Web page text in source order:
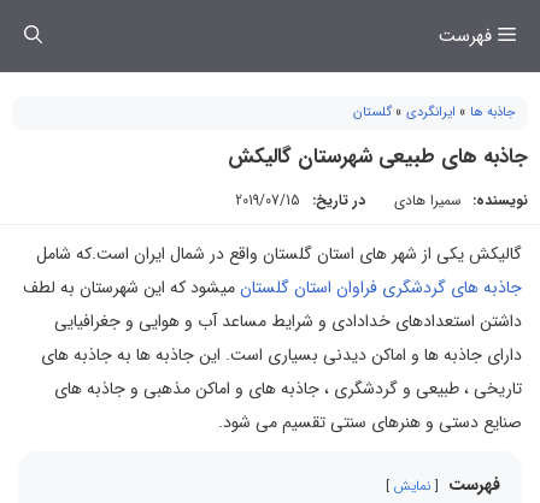
فهرست
جاذبه ها » ایرانگردی »گلستان
جاذبه های طبیعی شهرستان گالیکش
نویسنده: سمیرا هادی در تاریخ: 2019/07/15
گالیکش یکی از شهر ‌های استان گلستان واقع در شمال ایران است.که شامل
جاذبه های گردشگری فراوان استان گلستانمیشود که این شهرستان به لطف
داشتن استعدادهای خدادادی و شرایط مساعد آب و هوایی و جغرافیایی
دارای جاذبه ها و اماکن دیدنی بسیاری است. این جاذبه ها به جاذبه های
تاریخی ، طبیعی و گردشگری ، جاذبه های و اماکن مذهبی و جاذبه های
صنایع دستی و هنرهای سنتی تقسیم می شود.
فهرست نمایش